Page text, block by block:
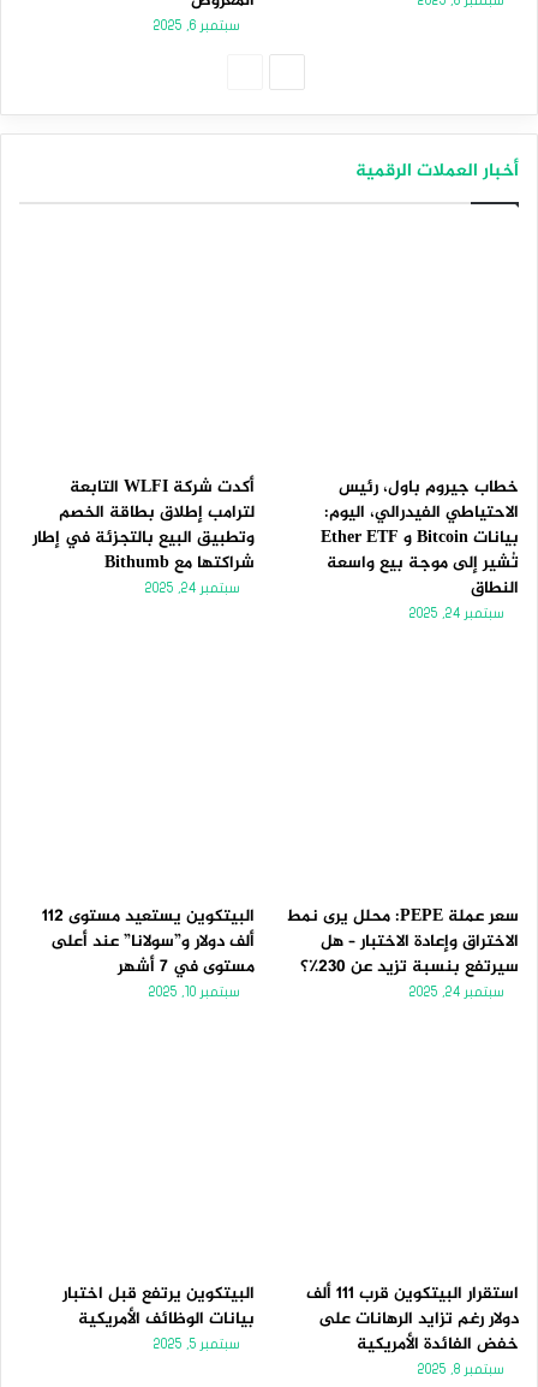
سبتمبر 6, 2025
أخبار العملات الرقمية
خطاب جيروم باول، رئيس
الاحتياطي الفيدرالي، اليوم:
بيانات Bitcoin و Ether ETF
تُشير إلى موجة بيع واسعة
النطاق
سبتمبر 24, 2025
أكدت شركة WLFI التابعة
لترامب إطلاق بطاقة الخصم
وتطبيق البيع بالتجزئة في إطار
شراكتها مع Bithumb
سبتمبر 24, 2025
سعر عملة PEPE: محلل يرى نمط
الاختراق وإعادة الاختبار – هل
سيرتفع بنسبة تزيد عن 230٪؟
سبتمبر 24, 2025
البيتكوين يستعيد مستوى 112
ألف دولار و”سولانا” عند أعلى
مستوى في 7 أشهر
سبتمبر 10, 2025
استقرار البيتكوين قرب 111 ألف
دولار رغم تزايد الرهانات على
خفض الفائدة الأمريكية
سبتمبر 8, 2025
البيتكوين يرتفع قبل اختبار
بيانات الوظائف الأمريكية
سبتمبر 5, 2025